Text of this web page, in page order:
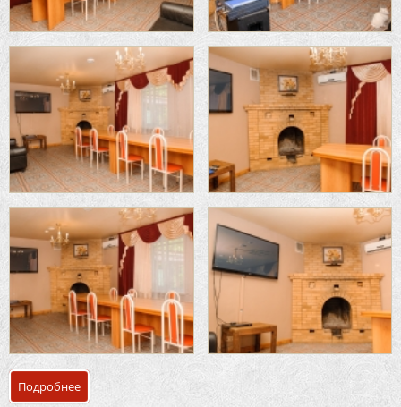
Подробнее о Каминный малый банкетный зал «Шилов Лес»